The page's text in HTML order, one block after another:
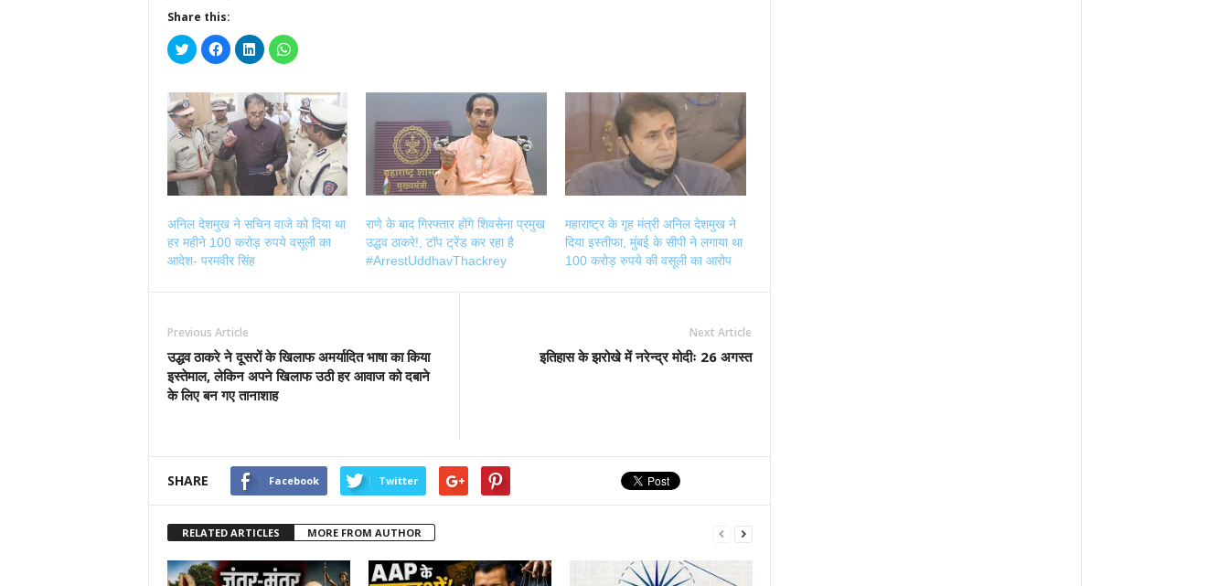
Share this:
Click
to
share
Twitter
(Opens
in
new
window)
Click
to
share
Facebook
(Opens
in
new
window)
Click
to
share
LinkedIn
(Opens
in
new
window)
Click
to
WhatsApp
(Opens
in
new
window)
अनिल देशमुख ने सचिन वाजे को दिया था
हर महीने 100 करोड़ रुपये वसूली का
आदेश- परमवीर सिंह
राणे के बाद गिरफ्तार होंगे शिवसेना प्रमुख
उद्धव ठाकरे!, टॉप ट्रेंड कर रहा है
#ArrestUddhavThackrey
महाराष्ट्र के गृह मंत्री अनिल देशमुख ने
दिया इस्तीफा, मुंबई के सीपी ने लगाया था
100 करोड़ रुपये की वसूली का आरोप
Previous Article
उद्धव ठाकरे ने दूसरों के खिलाफ अमर्यादित भाषा का किया
इस्तेमाल, लेकिन अपने खिलाफ उठी हर आवाज को दबाने
के लिए बन गए तानाशाह
Next Article
इतिहास के झरोखे में नरेन्द्र मोदीः 26 अगस्त
SHARE Facebook Twitter
RELATED ARTICLES MORE FROM AUTHOR